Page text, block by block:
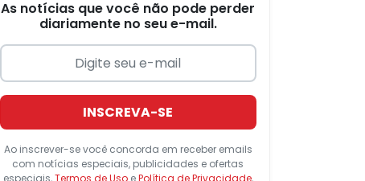
As notícias que você não pode perder
diariamente no seu e-mail.
INSCREVA-SE
Ao inscrever-se você concorda em receber emails
com notícias especiais, publicidades e ofertas
especiais,Termos de UsoePolítica de Privacidade,